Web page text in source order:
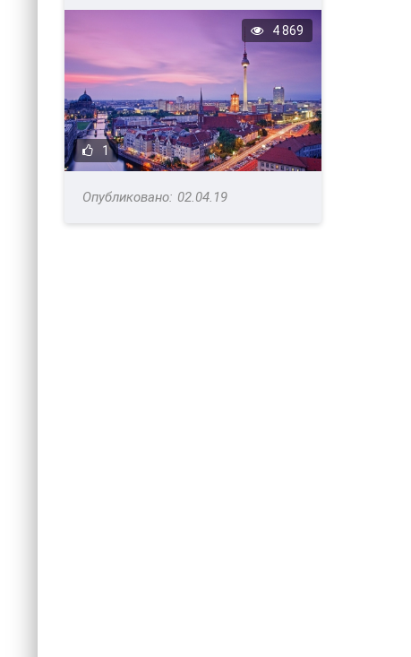
1
4 869
02.04.19